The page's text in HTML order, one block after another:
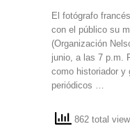
El fotógrafo
con el público su
(Organización
junio, a las 7 p.m.
como historiador y
periódicos …
862 total